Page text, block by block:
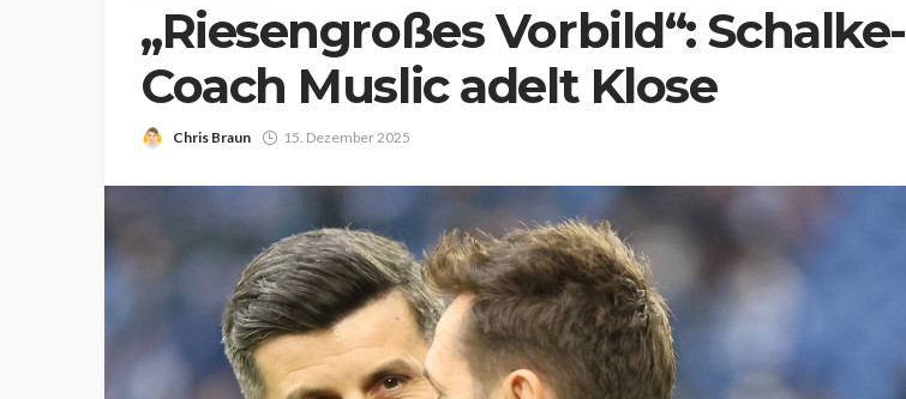
„Riesengroßes Vorbild“: Schalke-
Coach Muslic adelt Klose
Chris Braun 15. Dezember 2025